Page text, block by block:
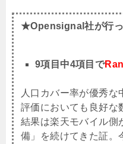
★Opensignal社が行っ
9項目中4項目で
人口カバー率が優秀
評価においても良好な
結果は楽天モバイル側
備」を続けてきた証。